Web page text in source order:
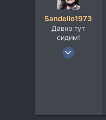
Sandello1973
Давно тут
сидим!
10 Июл 2003